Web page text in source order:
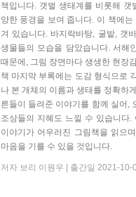
책입니다. 갯벌 생태계를 비롯해
양한 풍경을 보여 줍니다. 이 책에
겨 있습니다. 바지락바탕, 굴밭, 갯
생물들의 모습을 담았습니다. 서해
때문에, 그림 장면마다 생생한 현장
책 마지막 부록에는 도감 형식으로
나 본 개체의 이름과 생태를 정확하
른들이 들려준 이야기를 함께 실어,
조상들의 지혜도 느낄 수 있습니다
이야기가 어우러진 그림책을 읽으
마음을 기를 수 있을 것입니다.
저자 보리 이원우 | 출간일 2021-10-